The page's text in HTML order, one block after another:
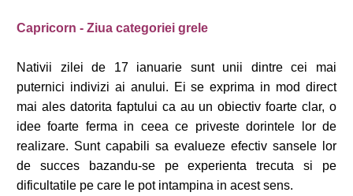
Capricorn - Ziua categoriei grele
Nativii zilei de 17 ianuarie sunt unii dintre cei mai
puternici indivizi ai anului. Ei se exprima in mod direct
mai ales datorita faptului ca au un obiectiv foarte clar, o
idee foarte ferma in ceea ce priveste dorintele lor de
realizare. Sunt capabili sa evalueze efectiv sansele lor
de succes bazandu-se pe experienta trecuta si pe
dificultatile pe care le pot intampina in acest sens.